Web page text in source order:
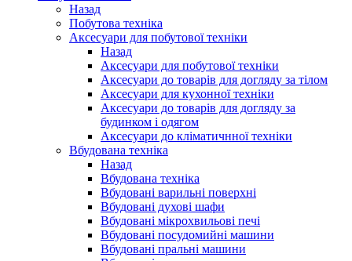
Назад
Побутова техніка
Аксесуари для побутової техніки
Назад
Аксесуари для побутової техніки
Аксесуари до товарів для догляду за тілом
Аксесуари для кухонної техніки
Аксесуари до товарів для догляду за
будинком і одягом
Аксесуари до кліматичнної техніки
Вбудована техніка
Назад
Вбудована техніка
Вбудовані варильні поверхні
Вбудовані духові шафи
Вбудовані мікрохвильові печі
Вбудовані посудомийні машини
Вбудовані пральні машини